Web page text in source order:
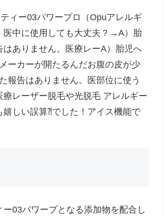
ィー03パワープロ（Opuアレルギ
医中に使用しても大丈夫？→A）胎
ありません。医療レーA）胎児へ
ーカーが開たるんだお腹の皮が少
報告はありません。医部位に使う
レーザー脱毛や光脱毛 アレルギー
しい誤算⁈でした！アイス機能で
03パワープとなる添加物を配合し